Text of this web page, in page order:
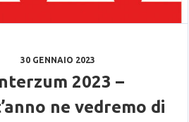
30 GENNAIO 2023
2023 –
ne vedremo di